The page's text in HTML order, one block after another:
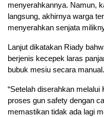
menyerahkannya. Namun,
langsung, akhirnya warga
menyerahkan senjata
Lanjut dikatakan Riady
berjenis kecepek laras
bubuk mesiu secara manual.
“Setelah diserahkan
proses gun safety dengan
memastikan tidak ada lagi